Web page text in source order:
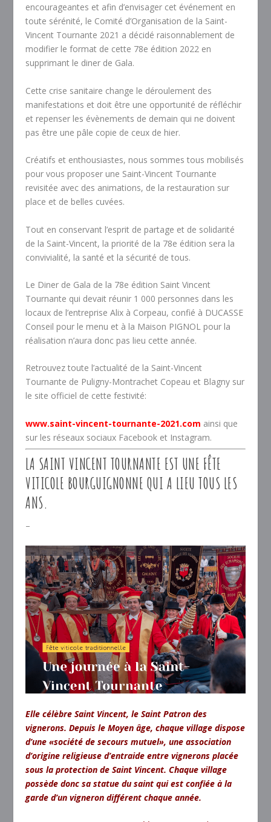
encourageantes et afin d’envisager cet événement en
toute sérénité, le Comité d’Organisation de la Saint-
Vincent Tournante 2021 a décidé raisonnablement de
modifier le format de cette 78e édition 2022 en
supprimant le diner de Gala.
Cette crise sanitaire change le déroulement des
manifestations et doit être une opportunité de réfléchir
et repenser les évènements de demain qui ne doivent
pas être une pâle copie de ceux de hier.
Créatifs et enthousiastes, nous sommes tous mobilisés
pour vous proposer une Saint-Vincent Tournante
revisitée avec des animations, de la restauration sur
place et de belles cuvées.
Tout en conservant l’esprit de partage et de solidarité
de la Saint-Vincent, la priorité de la 78e édition sera la
convivialité, la santé et la sécurité de tous.
Le Diner de Gala de la 78e édition Saint Vincent
Tournante qui devait réunir 1 000 personnes dans les
locaux de l’entreprise Alix à Corpeau, confié à DUCASSE
Conseil pour le menu et à la Maison PIGNOL pour la
réalisation n’aura donc pas lieu cette année.
Retrouvez toute l’actualité de la Saint-Vincent
Tournante de Puligny-Montrachet Copeau et Blagny sur
le site officiel de cette festivité:
www.saint-vincent-tournante-2021.com ainsi que
sur les réseaux sociaux Facebook et Instagram.
LA SAINT VINCENT TOURNANTE EST UNE FÊTE
VITICOLE BOURGUIGNONNE QUI A LIEU TOUS LES
ANS.
–
Elle célèbre Saint Vincent, le Saint Patron des
vignerons. Depuis le Moyen âge, chaque village dispose
d’une «société de secours mutuel», une association
d’origine religieuse d’entraide entre vignerons placée
sous la protection de Saint Vincent. Chaque village
possède donc sa statue du saint qui est confiée à la
garde d’un vigneron différent chaque année.